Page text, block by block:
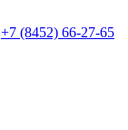
+7 (8452) 66-27-65